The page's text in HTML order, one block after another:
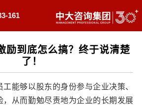
161
励到底怎么搞？终于说清楚
了！
能够以股东的身份参与企业决策、
，从而勤勉尽责地为企业的长期发展